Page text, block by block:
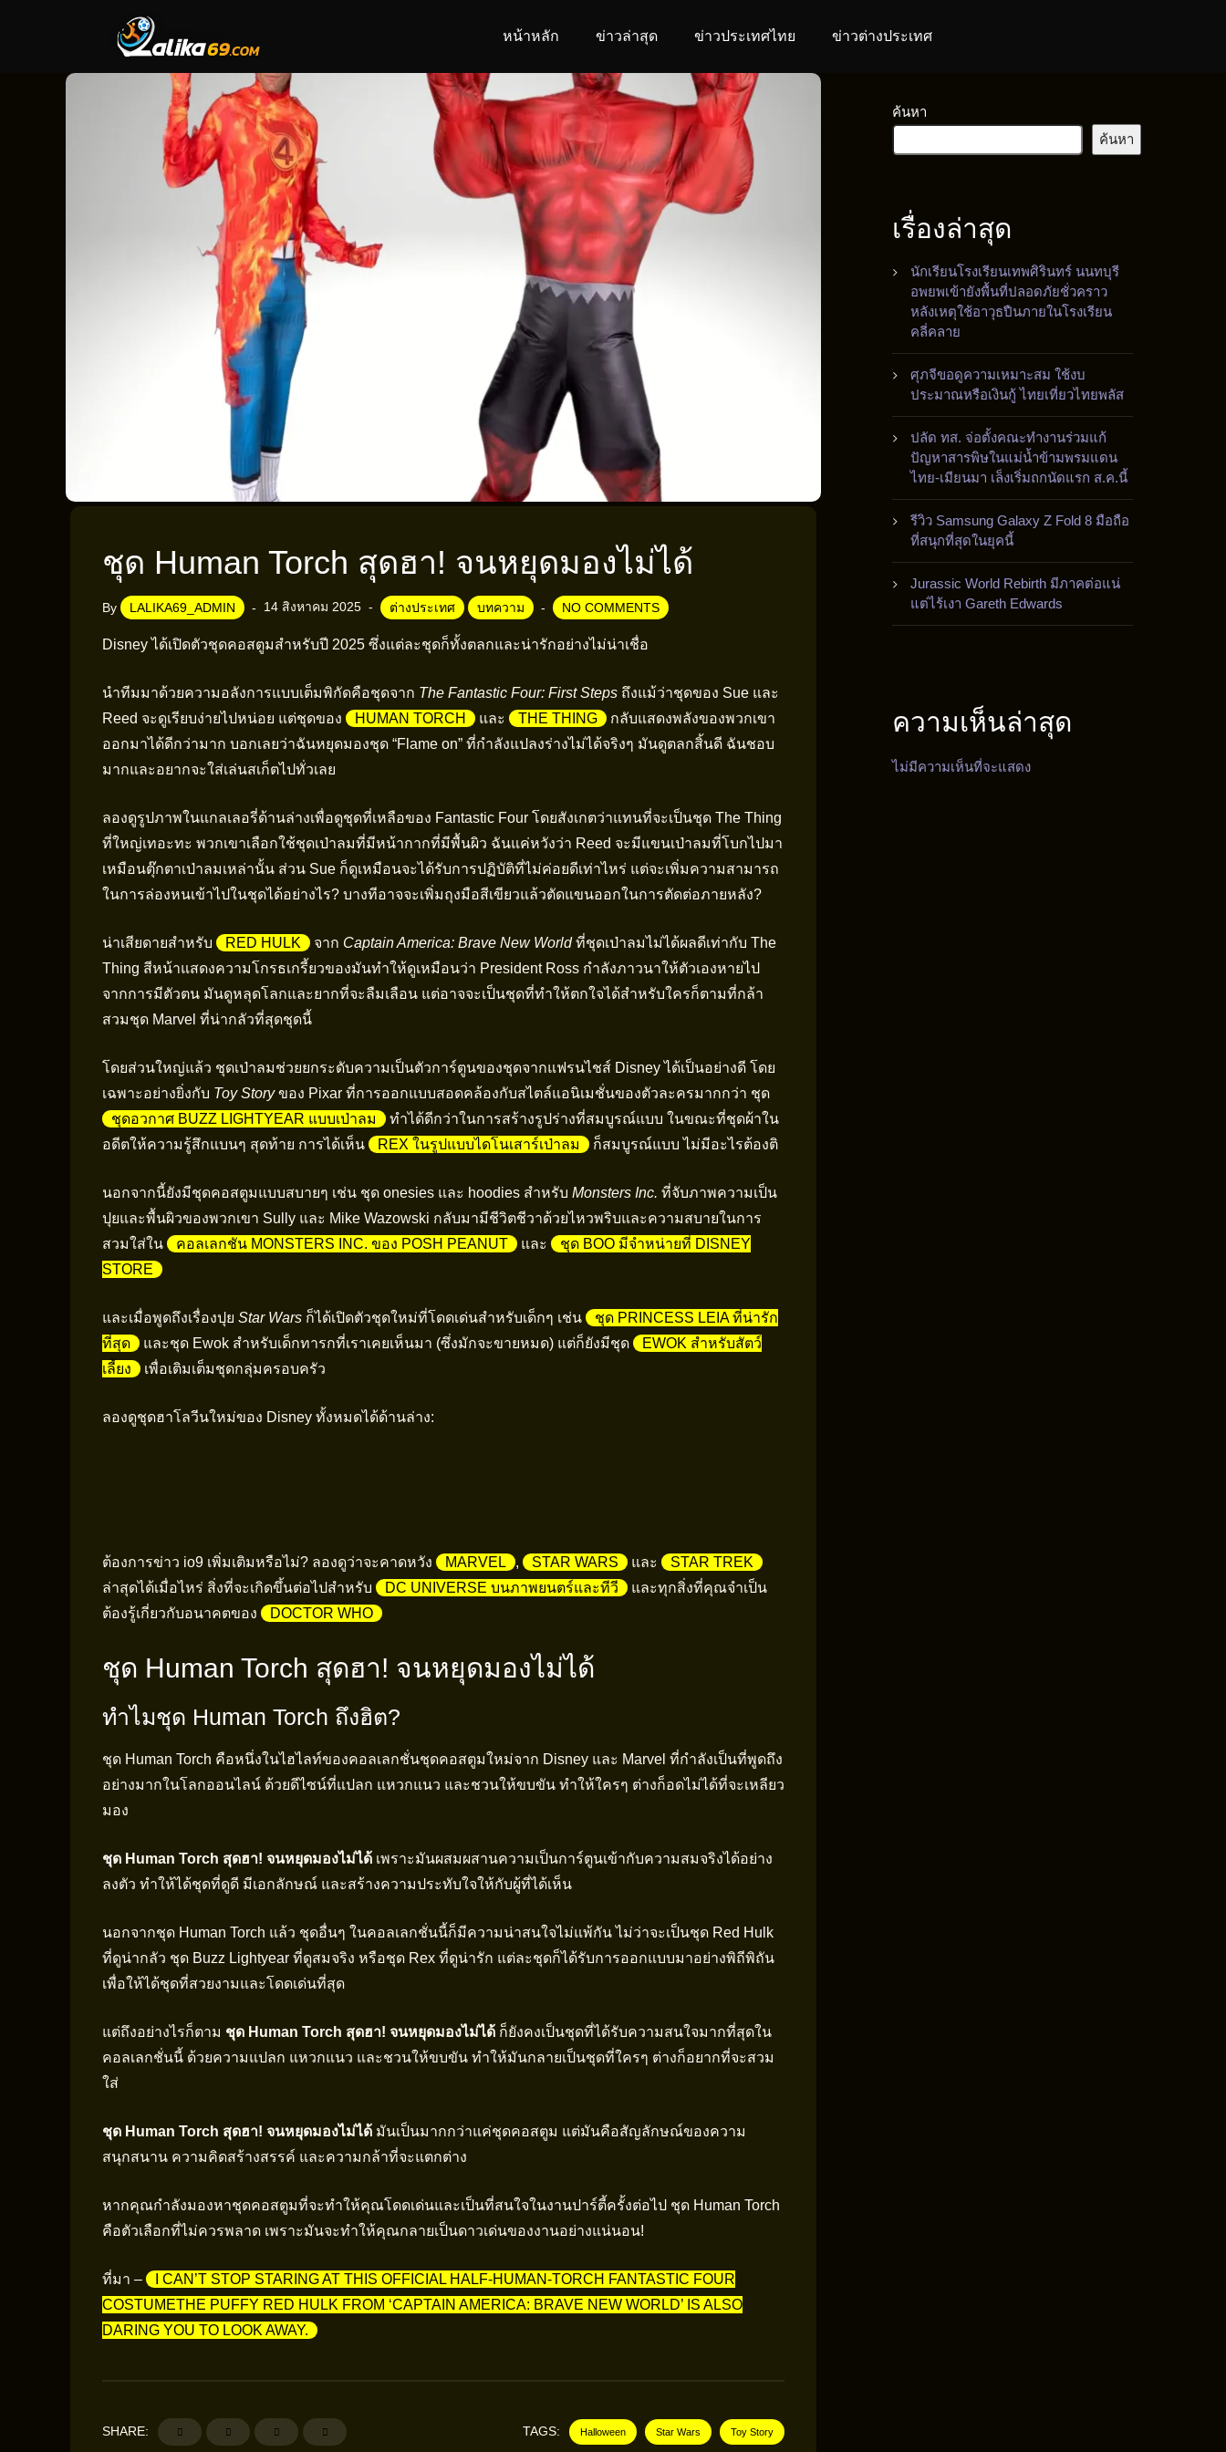
หน้าหลัก ข่าวล่าสุด ข่าวประเทศไทย ข่าวต่างประเทศ
ชุด Human Torch สุดฮา! จนหยุดมองไม่ได้
By LALIKA69_ADMIN 14 สิงหาคม 2025 ต่างประเทศ บทความ NO COMMENTS
Disney ได้เปิดตัวชุดคอสตูมสำหรับปี 2025 ซึ่งแต่ละชุดก็ทั้งตลกและน่ารักอย่างไม่น่าเชื่อ
นำทีมมาด้วยความอลังการแบบเต็มพิกัดคือชุดจาก The Fantastic Four: First Steps ถึงแม้ว่าชุดของ Sue และ
Reed จะดูเรียบง่ายไปหน่อย แต่ชุดของ
HUMAN TORCH และ THE THING
กลับแสดงพลังของพวกเขา
ออกมาได้ดีกว่ามาก บอกเลยว่าฉันหยุดมองชุด “Flame on” ที่กำลังแปลงร่างไม่ได้จริงๆ มันดูตลกสิ้นดี ฉันชอบ
มากและอยากจะใส่เล่นสเก็ตไปทั่วเลย
ลองดูรูปภาพในแกลเลอรี่ด้านล่างเพื่อดูชุดที่เหลือของ Fantastic Four โดยสังเกตว่าแทนที่จะเป็นชุด The Thing
ที่ใหญ่เทอะทะ พวกเขาเลือกใช้ชุดเป่าลมที่มีหน้ากากที่มีพื้นผิว ฉันแค่หวังว่า Reed จะมีแขนเป่าลมที่โบกไปมา
เหมือนตุ๊กตาเป่าลมเหล่านั้น ส่วน Sue ก็ดูเหมือนจะได้รับการปฏิบัติที่ไม่ค่อยดีเท่าไหร่ แต่จะเพิ่มความสามารถ
ในการล่องหนเข้าไปในชุดได้อย่างไร? บางทีอาจจะเพิ่มถุงมือสีเขียวแล้วตัดแขนออกในการตัดต่อภายหลัง?
น่าเสียดายสำหรับ RED HULK จาก Captain America: Brave New Worldที่ชุดเป่าลมไม่ได้ผลดีเท่ากับ The
Thing สีหน้าแสดงความโกรธเกรี้ยวของมันทำให้ดูเหมือนว่า President Ross กำลังภาวนาให้ตัวเองหายไป
จากการมีตัวตน มันดูหลุดโลกและยากที่จะลืมเลือน แต่อาจจะเป็นชุดที่ทำให้ตกใจได้สำหรับใครก็ตามที่กล้า
สวมชุด Marvel ที่น่ากลัวที่สุดชุดนี้
โดยส่วนใหญ่แล้ว ชุดเป่าลมช่วยยกระดับความเป็นตัวการ์ตูนของชุดจากแฟรนไชส์ Disney ได้เป็นอย่างดี โดย
เฉพาะอย่างยิ่งกับ Toy Storyของ Pixar ที่การออกแบบสอดคล้องกับสไตล์แอนิเมชั่นของตัวละครมากกว่า ชุด
ชุดอวกาศ BUZZ LIGHTYEAR แบบเป่าลม
ทำได้ดีกว่าในการสร้างรูปร่างที่สมบูรณ์แบบ ในขณะที่ชุดผ้าใน
อดีตให้ความรู้สึกแบนๆ สุดท้าย การได้เห็น
REX ในรูปแบบไดโนเสาร์เป่าลม ก็สมบูรณ์แบบ ไม่มีอะไรต้องติ
นอกจากนี้ยังมีชุดคอสตูมแบบสบายๆ เช่น ชุด onesies และ hoodies สำหรับ Monsters Inc. ที่จับภาพความเป็น
ปุยและพื้นผิวของพวกเขา Sully และ Mike Wazowski กลับมามีชีวิตชีวาด้วยไหวพริบและความสบายในการ
สวมใส่ใน
คอลเลกชัน MONSTERS INC. ของ POSH PEANUT และ
ชุด BOO มีจำหน่ายที่ DISNEY
STORE
และเมื่อพูดถึงเรื่องปุย Star Wars ก็ได้เปิดตัวชุดใหม่ที่โดดเด่นสำหรับเด็กๆ เช่น
ชุด PRINCESS LEIA ที่น่ารัก
ที่สุด
และชุด Ewok สำหรับเด็กทารกที่เราเคยเห็นมา (ซึ่งมักจะขายหมด) แต่ก็ยังมีชุด
EWOK สำหรับสัตว์
เลี้ยง
เพื่อเติมเต็มชุดกลุ่มครอบครัว
ลองดูชุดฮาโลวีนใหม่ของ Disney ทั้งหมดได้ด้านล่าง:
ต้องการข่าว io9 เพิ่มเติมหรือไม่? ลองดูว่าจะคาดหวัง MARVEL , STAR WARS และ
STAR TREK
ล่าสุดได้เมื่อไหร่ สิ่งที่จะเกิดขึ้นต่อไปสำหรับ
DC UNIVERSE บนภาพยนตร์และทีวี
และทุกสิ่งที่คุณจำเป็น
ต้องรู้เกี่ยวกับอนาคตของ
DOCTOR WHO
ชุด Human Torch สุดฮา! จนหยุดมองไม่ได้
ทำไมชุด Human Torch ถึงฮิต?
ชุด Human Torch คือหนึ่งในไฮไลท์ของคอลเลกชั่นชุดคอสตูมใหม่จาก Disney และ Marvel ที่กำลังเป็นที่พูดถึง
อย่างมากในโลกออนไลน์ ด้วยดีไซน์ที่แปลก แหวกแนว และชวนให้ขบขัน ทำให้ใครๆ ต่างก็อดไม่ได้ที่จะเหลียว
มอง
ชุด Human Torch สุดฮา! จนหยุดมองไม่ได้ เพราะมันผสมผสานความเป็นการ์ตูนเข้ากับความสมจริงได้อย่าง
ลงตัว ทำให้ได้ชุดที่ดูดี มีเอกลักษณ์ และสร้างความประทับใจให้กับผู้ที่ได้เห็น
นอกจากชุด Human Torch แล้ว ชุดอื่นๆ ในคอลเลกชั่นนี้ก็มีความน่าสนใจไม่แพ้กัน ไม่ว่าจะเป็นชุด Red Hulk
ที่ดูน่ากลัว ชุด Buzz Lightyear ที่ดูสมจริง หรือชุด Rex ที่ดูน่ารัก แต่ละชุดก็ได้รับการออกแบบมาอย่างพิถีพิถัน
เพื่อให้ได้ชุดที่สวยงามและโดดเด่นที่สุด
แต่ถึงอย่างไรก็ตาม ชุด Human Torch สุดฮา! จนหยุดมองไม่ได้ ก็ยังคงเป็นชุดที่ได้รับความสนใจมากที่สุดใน
คอลเลกชั่นนี้ ด้วยความแปลก แหวกแนว และชวนให้ขบขัน ทำให้มันกลายเป็นชุดที่ใครๆ ต่างก็อยากที่จะสวม
ใส่
ชุด Human Torch สุดฮา! จนหยุดมองไม่ได้ มันเป็นมากกว่าแค่ชุดคอสตูม แต่มันคือสัญลักษณ์ของความ
สนุกสนาน ความคิดสร้างสรรค์ และความกล้าที่จะแตกต่าง
หากคุณกำลังมองหาชุดคอสตูมที่จะทำให้คุณโดดเด่นและเป็นที่สนใจในงานปาร์ตี้ครั้งต่อไป ชุด Human Torch
คือตัวเลือกที่ไม่ควรพลาด เพราะมันจะทำให้คุณกลายเป็นดาวเด่นของงานอย่างแน่นอน!
ที่มา –
I CAN’T STOP STARING AT THIS OFFICIAL HALF-HUMAN-TORCH FANTASTIC FOUR
COSTUMETHE PUFFY RED HULK FROM ‘CAPTAIN AMERICA: BRAVE NEW WORLD’ IS ALSO
DARING YOU TO LOOK AWAY.
SHARE: TAGS: Halloween Star Wars Toy Story
ค้นหา
ค้นหา
เรื่องล่าสุด
นักเรียนโรงเรียนเทพศิรินทร์ นนทบุรี
อพยพเข้ายังพื้นที่ปลอดภัยชั่วคราว
หลังเหตุใช้อาวุธปืนภายในโรงเรียน
คลี่คลาย
ศุภจีขอดูความเหมาะสม ใช้งบ
ประมาณหรือเงินกู้ ไทยเที่ยวไทยพลัส
ปลัด ทส. จ่อตั้งคณะทำงานร่วมแก้
ปัญหาสารพิษในแม่น้ำข้ามพรมแดน
ไทย-เมียนมา เล็งเริ่มถกนัดแรก ส.ค.นี้
รีวิว Samsung Galaxy Z Fold 8 มือถือ
ที่สนุกที่สุดในยุคนี้
Jurassic World Rebirth มีภาคต่อแน่
แต่ไร้เงา Gareth Edwards
ความเห็นล่าสุด
ไม่มีความเห็นที่จะแสดง